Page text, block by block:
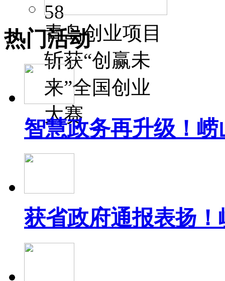
58
青岛创业项目
斩获“创赢未
来”全国创业
大赛
热门活动
智慧政务再升级！
获省政府通报表扬